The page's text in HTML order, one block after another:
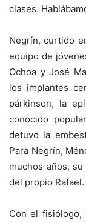
clases.
Negrín, curtido
equipo de
Ochoa y José
los implantes
párkinson, la
conocido
detuvo la
Para Negrín,
muchos años,
del propio Rafael.
Con el fisiólogo,